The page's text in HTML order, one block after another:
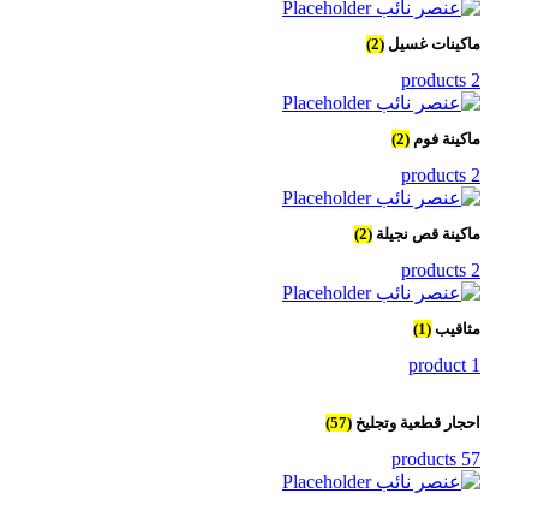
ماكينات غسيل (2)
2 products
ماكينة فوم (2)
2 products
ماكينة قص نجيلة (2)
2 products
مثاقيب (1)
1 product
احجار قطعية وتجليخ (57)
57 products